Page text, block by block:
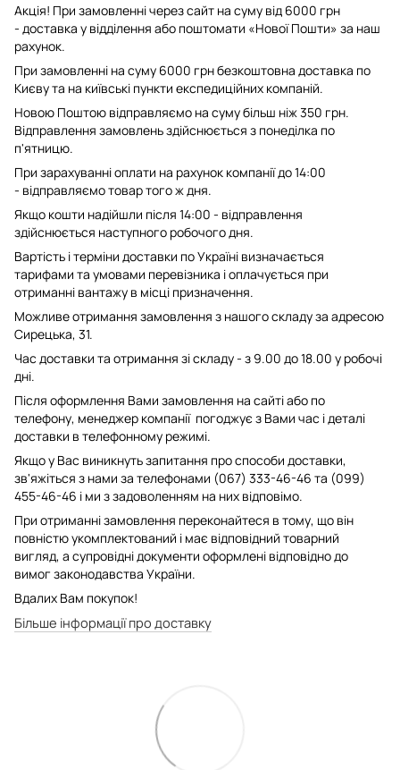
Акція! При замовленні через сайт на суму від 6000 грн
- доставка у відділення або поштомати «Нової Пошти» за наш
рахунок.
При замовленні на суму 6000 грн безкоштовна доставка по
Києву та на київські пункти експедиційних компаній.
Новою Поштою відправляємо на суму більш ніж 350 грн.
Відправлення замовлень здійснюється з понеділка по
п'ятницю.
При зарахуванні оплати на рахунок компанії до 14:00
- відправляємо товар того ж дня.
Якщо кошти надійшли після 14:00 - відправлення
здійснюється наступного робочого дня.
Вартість і терміни доставки по Україні визначається
тарифами та умовами перевізника і оплачується при
отриманні вантажу в місці призначення.
Можливе отримання замовлення з нашого складу за адресою
Сирецька, 31.
Час доставки та отримання зі складу - з 9.00 до 18.00 у робочі
дні.
Після оформлення Вами замовлення на сайті або по
телефону, менеджер компанії погоджує з Вами час і деталі
доставки в телефонному режимі.
Якщо у Вас виникнуть запитання про способи доставки,
зв'яжіться з нами за телефонами (067) 333-46-46 та (099)
455-46-46 і ми з задоволенням на них відповімо.
При отриманні замовлення переконайтеся в тому, що він
повністю укомплектований і має відповідний товарний
вигляд, а супровідні документи оформлені відповідно до
вимог законодавства України.
Вдалих Вам покупок!
Більше інформації про доставку